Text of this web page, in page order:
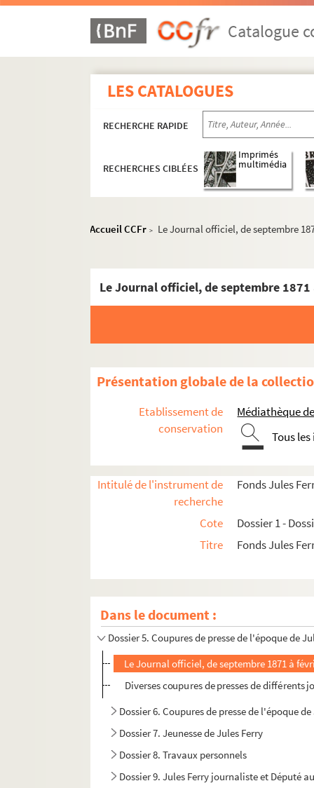
Catalogue
LES CATALOGUES
RECHERCHE RAPIDE
RECHERCHES CIBLÉES
Imprimés
multimédia
Accueil CCFr > Le Journal officiel, de septembre
Le Journal officiel, de septembre
Présentation globale de la
Etablissement de
conservation
Médiathèque
Tous
Intitulé de l'instrument de
recherche
Fonds Jules
Cote
Dossier 1 -
Titre
Fonds Jules
Dans le document :
Dossier 1. Centenaire de Jules Ferry et
Dossier 3. Documents sur Jules Ferry
Dossier 4. Coupures de presse de l'époque
Dossier 5. Coupures de presse de l'époque de
Le Journal officiel, de septembre 1871 à
Diverses coupures de presses de
Dossier 6. Coupures de presse de l'époque
Dossier 7. Jeunesse de Jules Ferry
Dossier 8. Travaux personnels
Dossier 9. Jules Ferry journaliste et Député